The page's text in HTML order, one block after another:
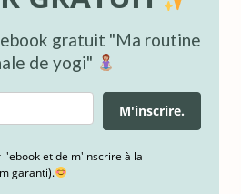
gratuit "Ma routine
de yogi"
M'inscrire.
l'ebook et de m'inscrire à la
garanti).